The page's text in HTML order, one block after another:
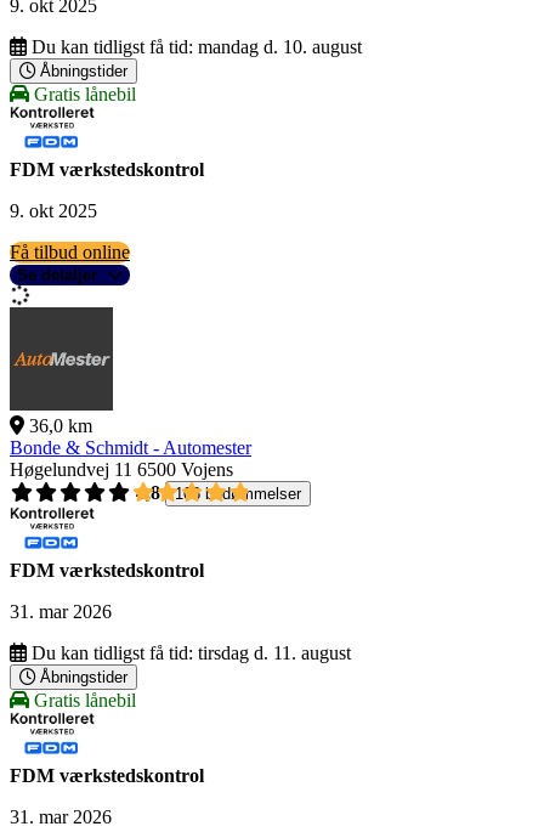
9. okt 2025
Du kan tidligst få tid: mandag d. 10. august
Åbningstider
Gratis lånebil
FDM værkstedskontrol
9. okt 2025
Få tilbud online
Se detaljer
36,0 km
Bonde & Schmidt - Automester
Høgelundvej 11 6500 Vojens
4,8
108 bedømmelser
FDM værkstedskontrol
31. mar 2026
Du kan tidligst få tid: tirsdag d. 11. august
Åbningstider
Gratis lånebil
FDM værkstedskontrol
31. mar 2026